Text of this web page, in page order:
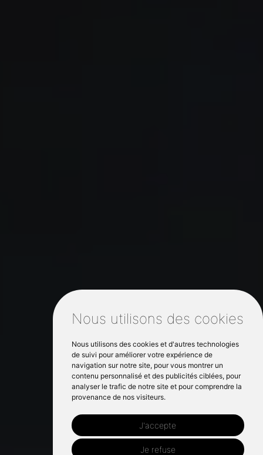
Nous utilisons des cookies
Nous utilisons des cookies et d'autres technologies
de suivi pour améliorer votre expérience de
navigation sur notre site, pour vous montrer un
contenu personnalisé et des publicités ciblées, pour
analyser le trafic de notre site et pour comprendre la
provenance de nos visiteurs.
J'accepte
Je refuse